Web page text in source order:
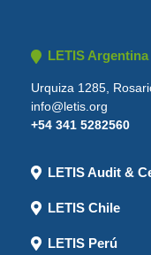
LETIS Argentina
Urquiza 1285,
info@letis.org
+54 341 5282560
LETIS Audit &
LETIS Chile
LETIS Perú